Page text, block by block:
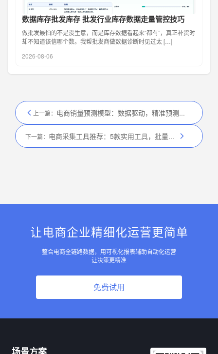
数据库存批发库存 批发行业库存数据走量管控技巧
做批发最怕的不是没生意，而是库存数据看起来“都有”，真正补货时
却不知道该信哪个数。我帮批发商做数据诊断时见过太 […]
2026-08-06
上一篇： 电商销量预测模型：数据驱动，精准预测销量
下一篇： 电商采集工具推荐：5款实用工具，批量抓取商品数据
让电商企业精细化运营更简单
整合电商全链路数据，用可视化报表辅助自动化运营
让决策更精准
免费试用